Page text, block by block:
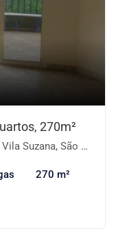
270m²
São Paulo-SP
270 m²